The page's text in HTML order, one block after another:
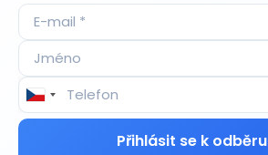
Přihlásit se k odběru